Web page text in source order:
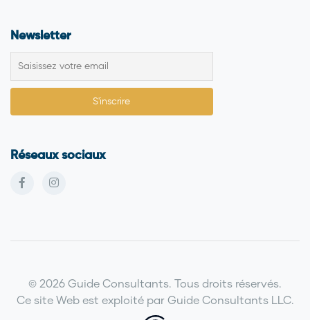
Newsletter
Réseaux sociaux
© 2026 Guide Consultants. Tous droits réservés.
Ce site Web est exploité par Guide Consultants LLC.